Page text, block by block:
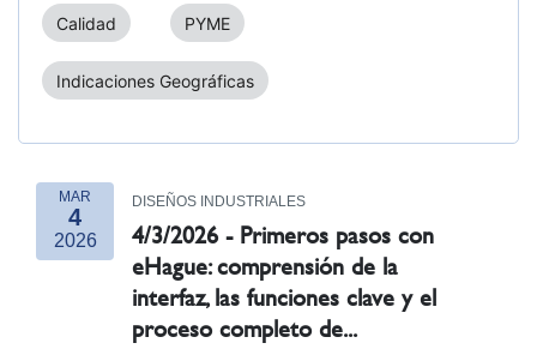
Calidad PYME
Indicaciones Geográficas
MAR
4
2026
DISEÑOS INDUSTRIALES
4/3/2026 - Primeros pasos con
eHague: comprensión de la
interfaz, las funciones clave y el
proceso completo de...